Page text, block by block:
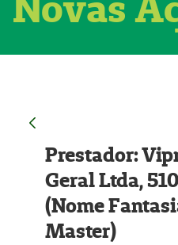
Prestador:
Geral Ltda,
(Nome
Master)